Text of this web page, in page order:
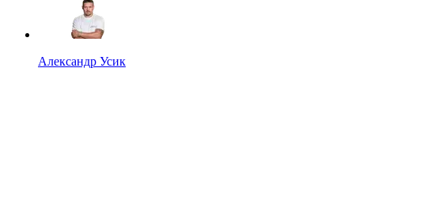
Александр Усик